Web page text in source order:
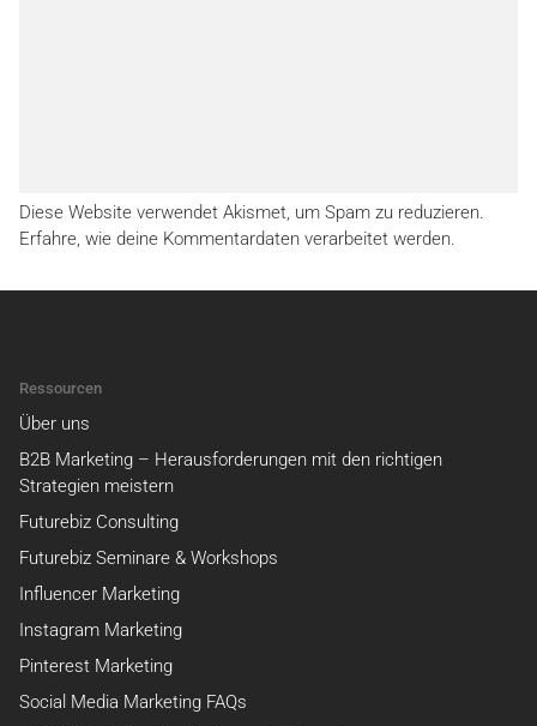
Diese Website verwendet Akismet, um Spam zu reduzieren.
Erfahre, wie deine Kommentardaten verarbeitet werden.
Ressourcen
Über uns
B2B Marketing – Herausforderungen mit den richtigen
Strategien meistern
Futurebiz Consulting
Futurebiz Seminare & Workshops
Influencer Marketing
Instagram Marketing
Pinterest Marketing
Social Media Marketing FAQs